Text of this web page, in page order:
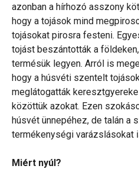
azonban a hírhozó asszony
hogy a tojások mind
tojásokat pirosra festeni.
tojást beszántották a
termésük legyen. Arról is
hogy a húsvéti szentelt
meglátogatták
közöttük azokat. Ezen
húsvét ünnepéhez, de talán a
termékenységi varázslásokat
Miért nyúl?